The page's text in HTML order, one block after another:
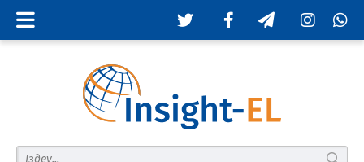
TwitterFacebookTelegramInstagram